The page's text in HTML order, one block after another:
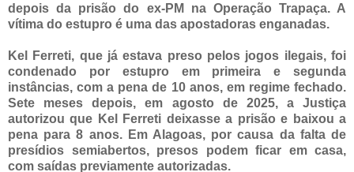
depois da prisão do ex-PM na Operação Trapaça. A
vítima do estupro é uma das apostadoras enganadas.
Kel Ferreti, que já estava preso pelos jogos ilegais, foi
condenado por estupro em primeira e segunda
instâncias, com a pena de 10 anos, em regime fechado.
Sete meses depois, em agosto de 2025, a Justiça
autorizou que Kel Ferreti deixasse a prisão e baixou a
pena para 8 anos. Em Alagoas, por causa da falta de
presídios semiabertos, presos podem ficar em casa,
com saídas previamente autorizadas.